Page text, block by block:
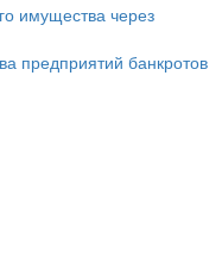
имущества через
предприятий банкротов